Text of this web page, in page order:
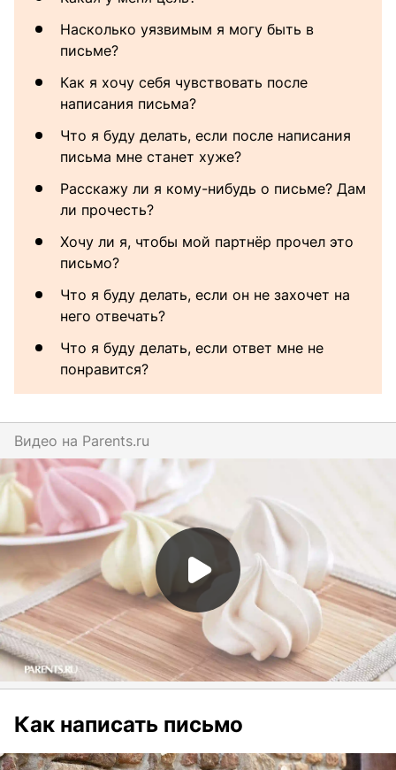
Насколько уязвимым я могу быть в
письме?
Как я хочу себя чувствовать после
написания письма?
Что я буду делать, если после написания
письма мне станет хуже?
Расскажу ли я кому-нибудь о письме? Дам
ли прочесть?
Хочу ли я, чтобы мой партнёр прочел это
письмо?
Что я буду делать, если он не захочет на
него отвечать?
Что я буду делать, если ответ мне не
понравится?
Видео на parents.ru
Как написать письмо